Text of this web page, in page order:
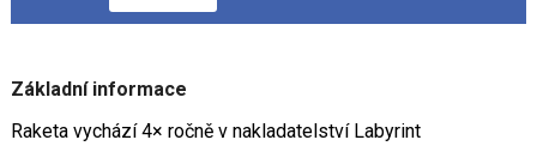
Základní informace
Raketa vychází 4× ročně v nakladatelství Labyrint